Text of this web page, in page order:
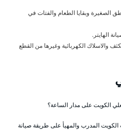
الصغيرة وبقايا الطعام والفتات في
الهايتر.
والاسلاك الكهربائية وغيرها من القطع
الكويت على مدار الساعة؟
المدرب والمهيأ على طريقة صيانة